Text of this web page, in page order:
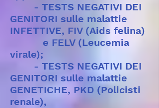
- TESTS NEGATIVI DEI
GENITORI sulle malattie
INFETTIVE, FIV (Aids felina)
e FELV (Leucemia
virale);
- TESTS NEGATIVI DEI
GENITORI sulle malattie
GENETICHE, PKD (Policisti
renale),